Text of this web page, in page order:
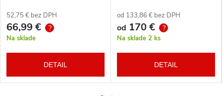
52,75 € bez DPH
66,99 € ?
Na sklade
DETAIL
od 133,86 € bez DPH
od 170 € ?
Na sklade 2 ks
DETAIL